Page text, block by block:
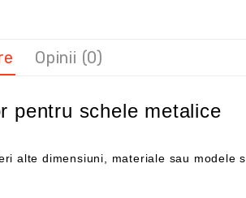
Opinii (0)
pentru schele metalice
alte dimensiuni, materiale sau modele